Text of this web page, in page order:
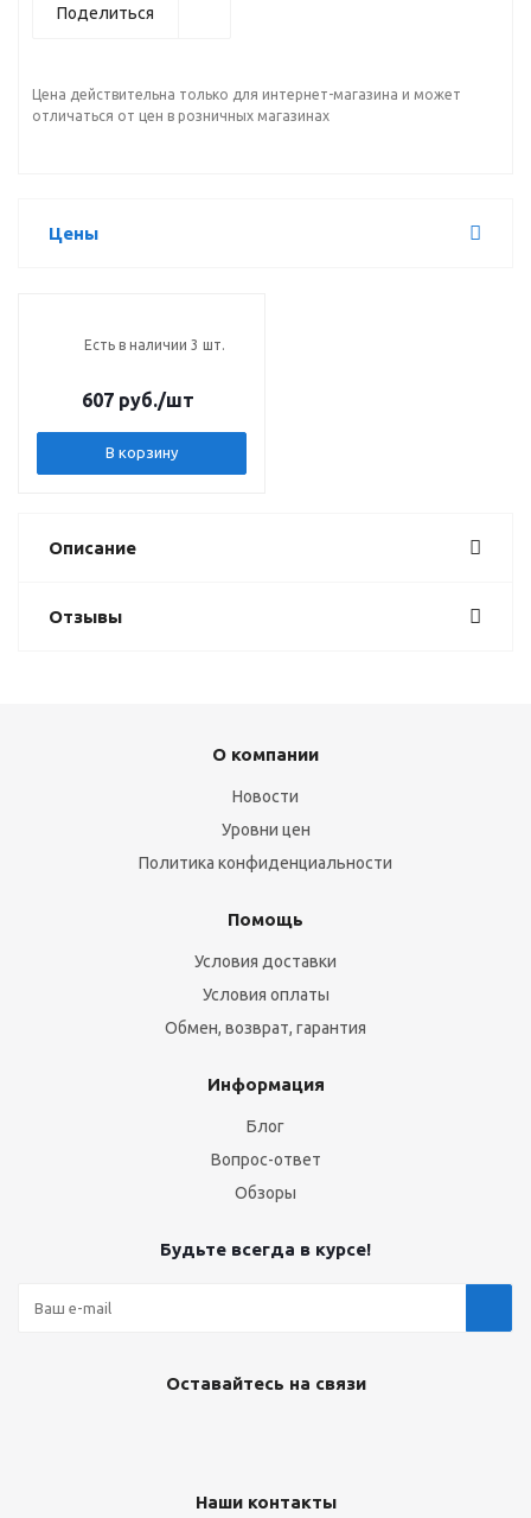
Поделиться
Цена действительна только для интернет-магазина и может
отличаться от цен в розничных магазинах
Цены
Есть в наличии 3 шт.
607 руб./шт
В корзину
Описание
Отзывы
О компании
Новости
Уровни цен
Политика конфиденциальности
Помощь
Условия доставки
Условия оплаты
Обмен, возврат, гарантия
Информация
Блог
Вопрос-ответ
Обзоры
Будьте всегда в курсе!
Оставайтесь на связи
Наши контакты